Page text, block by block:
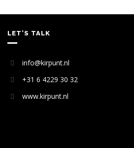
LET’S TALK
info@kirpunt.nl
+31 6 4229 30 32
www.kirpunt.nl